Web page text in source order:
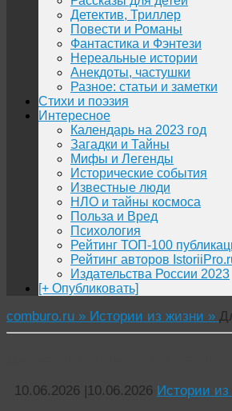
Детектив, Триллер
Повести и Романы
Фантастика и Фэнтези
Нереальные истории
Анекдоты, частушки
Разное: статьи и заметки
Стихи и поэзия
Интересное
Календарь на 2023 год
Загадки и Тайны
Мифы и Легенды
Исторические события
Известные люди
НЛО и тайны космоса
Польза и Вред
Психология
Рейтинг ТОП-100
Рейтинг авторов
Издательства России 2023
[+ Опубликовать]
comburo.ru » Истории из жизни »
10.06.2026 |10.06.2026 Истории